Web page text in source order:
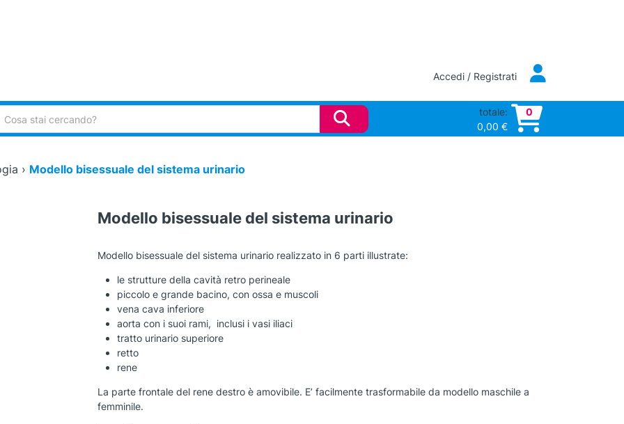
Accedi / Registrati
totale:
0,00 €
0
› Modello bisessuale del sistema urinario
Modello bisessuale del sistema urinario
Modello bisessuale del sistema urinario realizzato in 6 parti illustrate:
le strutture della cavità retro perineale
piccolo e grande bacino, con ossa e muscoli
vena cava inferiore
aorta con i suoi rami, inclusi i vasi iliaci
tratto urinario superiore
retto
rene
La parte frontale del rene destro è amovibile. E’ facilmente trasformabile da modello maschile a
femminile.